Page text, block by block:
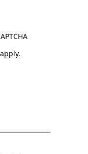
apply.